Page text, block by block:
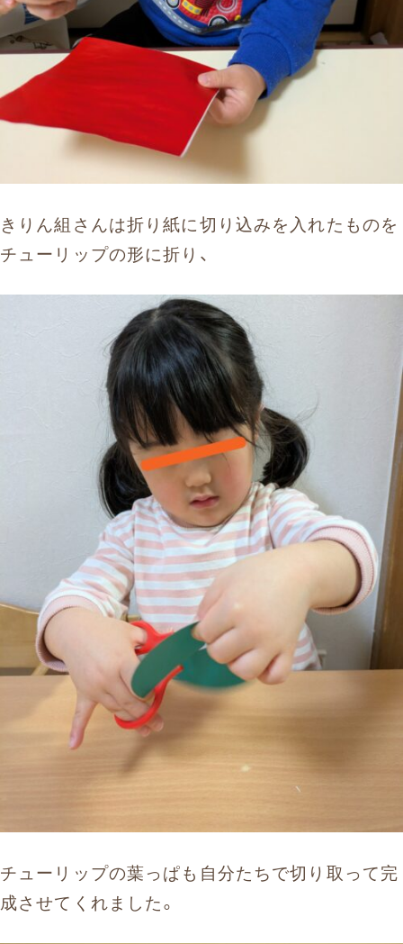
きりん組さんは折り紙に切り込みを入れたものを
チューリップの形に折り、
チューリップの葉っぱも自分たちで切り取って完
成させてくれました。